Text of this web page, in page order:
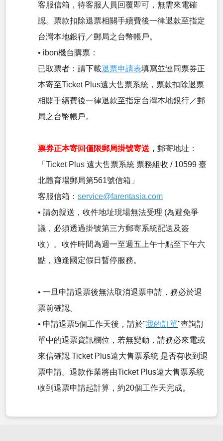
客服信箱，待客服人員回覆即可，無需來電確
認。票款扣除退票相關手續費後一律退款至指定
台灣本地銀行／郵局之台幣帳戶。
• ibon機台購票：
已取票者：請下載退票申請表填寫並連同票券正
本寄至Ticket Plus遠大售票系統，票款扣除退票
相關手續費後一律退款至指定台灣本地銀行／郵
局之台幣帳戶。
票券正本寄回僅限郵局掛號寄送 ， 郵寄地址：
「Ticket Plus 遠大售票系統 票務組收 / 10599 臺
北體育場郵局第561號信箱」
客服信箱： service@farentasia.com
• 請勿親送，收件地址現場無法受理 (為避免爭
議，必須透過掛號第三方郵寄系統配送及簽
收）。收件時間為週一至週五上午十點至下午六
點，適逢國定假日暫停服務。
• 一旦申請退票後無法取消退票申請，務必於退
票前確認。
• 申請退票5個工作天後，請於"我的訂單"查詢訂
單中的退票資訊欄位，若無變動，請務必來電或
來信確認 Ticket Plus遠大售票系統 是否有收到退
票申請。退款作業將由Ticket Plus遠大售票系統
收到退票申請起計算，約20個工作天完成。